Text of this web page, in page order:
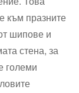
към празните
шипове и
стена, за
големи